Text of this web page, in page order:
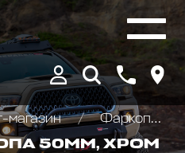
магазин
Фаркопы, Языки, Шары
50ММ, ХРОМ